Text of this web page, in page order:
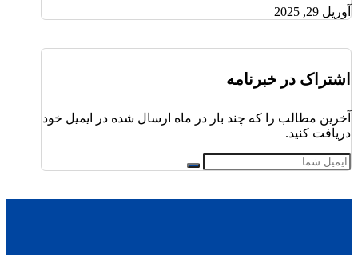
آوریل 29, 2025
اشتراک در خبرنامه
آخرین مطالب را که چند بار در ماه ارسال شده در ایمیل خود
دریافت کنید.